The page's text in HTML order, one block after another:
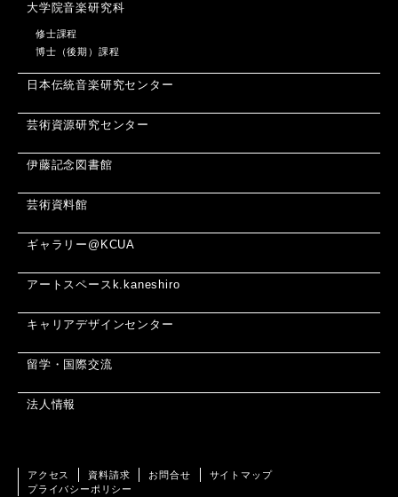
大学院音楽研究科
修士課程
博士（後期）課程
日本伝統音楽研究センター
芸術資源研究センター
伊藤記念図書館
芸術資料館
ギャラリー@KCUA
アートスペースk.kaneshiro
キャリアデザインセンター
留学・国際交流
法人情報
アクセス 資料請求 お問合せ
サイトマップ
プライバシーポリシー